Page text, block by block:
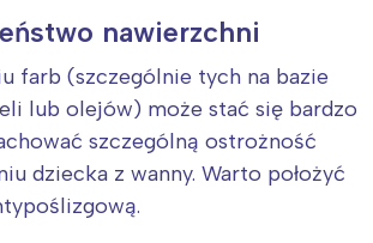
nawierzchni
farb (szczególnie tych na bazie
lub olejów) może stać się bardzo
szczególną ostrożność
dziecka z wanny. Warto położyć
Wybieram